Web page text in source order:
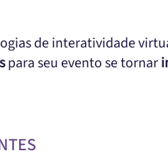
de interatividade
para seu evento se tornar